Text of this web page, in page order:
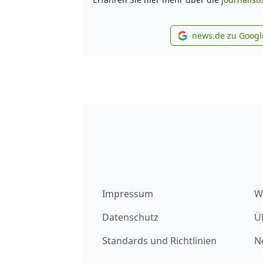
news.de zu
Impressum
Datenschutz
Standards und Richtlinien